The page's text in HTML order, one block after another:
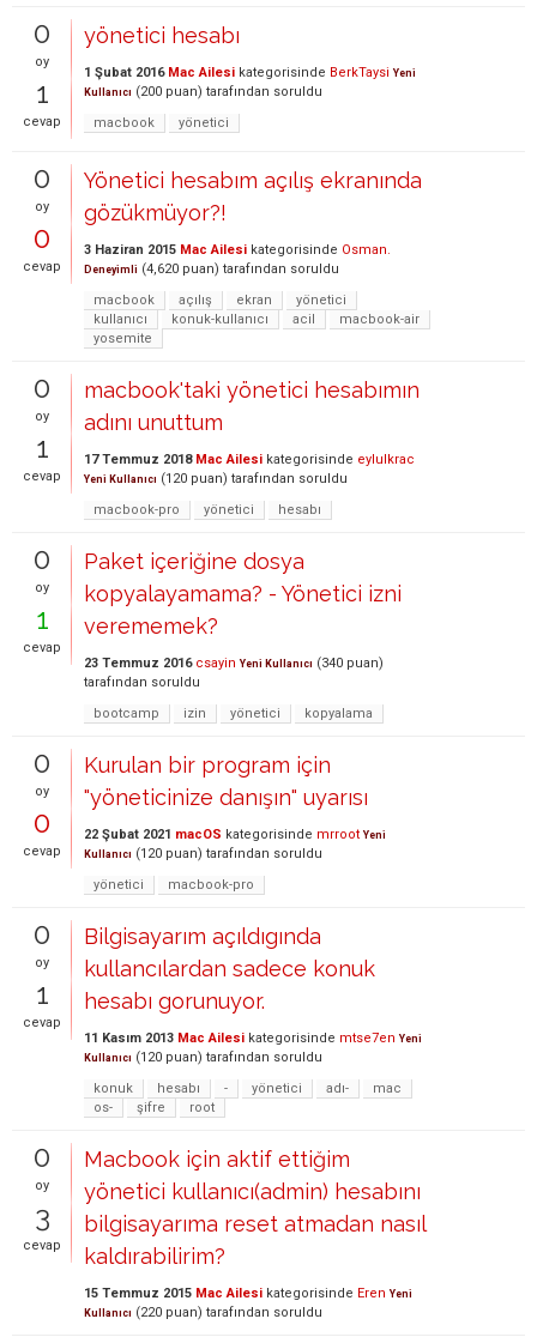
0
oy
1
cevap
yönetici hesabı
1 Şubat 2016 Mac Ailesi kategorisinde BerkTaysi Yeni
Kullanıcı (200 puan) tarafından soruldu
macbook
yönetici
0
oy
0
cevap
Yönetici hesabım açılış ekranında
gözükmüyor?!
3 Haziran 2015 Mac Ailesi kategorisinde Osman.
Deneyimli (4,620 puan) tarafından soruldu
macbook
açılış ekran
yönetici
kullanıcı
konuk-kullanıcı acil
macbook-air
yosemite
0
oy
1
cevap
macbook'taki yönetici hesabımın
adını unuttum
17 Temmuz 2018 Mac Ailesi kategorisinde eylulkrac
Yeni Kullanıcı (120 puan) tarafından soruldu
macbook-pro
yönetici hesabı
0
oy
1
cevap
Paket içeriğine dosya
kopyalayamama? - Yönetici izni
verememek?
23 Temmuz 2016 csayin Yeni Kullanıcı (340 puan)
tarafından soruldu
bootcamp
izin yönetici kopyalama
0
oy
0
cevap
Kurulan bir program için
"yöneticinize danışın" uyarısı
22 Şubat 2021 macOS kategorisinde mrroot Yeni
Kullanıcı (120 puan) tarafından soruldu
yönetici
macbook-pro
0
oy
1
cevap
Bilgisayarım açıldıgında
kullancılardan sadece konuk
hesabı gorunuyor.
11 Kasım 2013 Mac Ailesi kategorisinde mtse7en Yeni
Kullanıcı (120 puan) tarafından soruldu
konuk
hesabı - yönetici adı-
mac
os-
şifre root
0
oy
3
cevap
Macbook için aktif ettiğim
yönetici kullanıcı(admin) hesabını
bilgisayarıma reset atmadan nasıl
kaldırabilirim?
15 Temmuz 2015 Mac Ailesi kategorisinde Eren Yeni
Kullanıcı (220 puan) tarafından soruldu